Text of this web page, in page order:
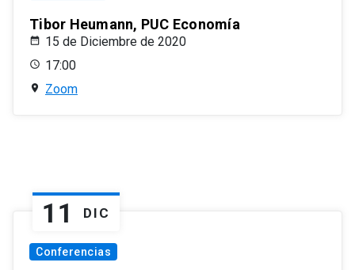
Tibor Heumann, PUC Economía
15 de Diciembre de 2020
17:00
Zoom
11 DIC
Conferencias